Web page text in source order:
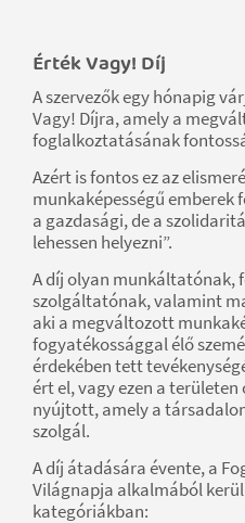
Érték Vagy! Díj
A szervezők egy hónapig
Vagy! Díjra, amely a
foglalkoztatásának
Azért is fontos ez az
munkaképességű
a gazdasági, de a
lehessen helyezni”.
A díj olyan munkáltatónak,
szolgáltatónak, valamint
aki a megváltozott
fogyatékossággal élő
érdekében tett
ért el, vagy ezen a
nyújtott, amely a
szolgál.
A díj átadására évente, a
Világnapja alkalmából
kategóriákban: